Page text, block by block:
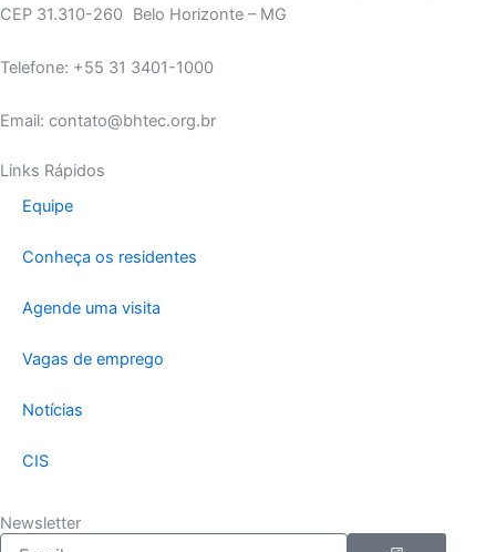
CEP 31.310-260 Belo Horizonte – MG
Telefone: +55 31 3401-1000
Email: contato@bhtec.org.br
Links Rápidos
Equipe
Conheça os residentes
Agende uma visita
Vagas de emprego
Notícias
CIS
Newsletter
Enviar